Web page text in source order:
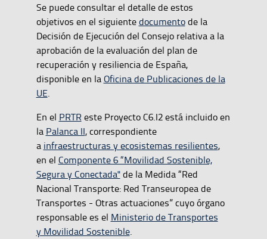
Se puede consultar el detalle de estos
objetivos en el siguientedocumentode la
Decisión de Ejecución del Consejo relativa a la
aprobación de la evaluación del plan de
recuperación y resiliencia de España,
disponible en laOficina de Publicaciones de la
UE.
En el PRTR este Proyecto C6.I2 está incluido en
la Palanca II, correspondiente
a infraestructuras y ecosistemas resilientes,
en el Componente 6 “Movilidad Sostenible,
Segura y Conectada"de la Medida “Red
Nacional Transporte: Red Transeuropea de
Transportes - Otras actuaciones” cuyo órgano
responsable es el Ministerio de Transportes
y Movilidad Sostenible.